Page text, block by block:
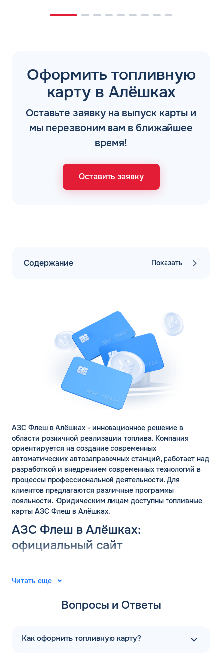
Оформить топливную
карту в Алёшках
Оставьте заявку на выпуск карты и
мы перезвоним вам в ближайшее
время!
Оставить заявку
Содержание Показать
АЗС Флеш в Алёшках - инновационное решение в
области розничной реализации топлива. Компания
ориентируется на создание современных
автоматических автозаправочных станций, работает над
разработкой и внедрением современных технологий в
процессы профессиональной деятельности. Для
клиентов предлагаются различные программы
лояльности. Юридическим лицам доступны топливные
карты АЗС Флеш в Алёшках.
АЗС Флеш в Алёшках:
официальный сайт
2008 году. Специалисты разработали и внедрили
автоматические автозаправочные станции на
выпущены для АЗС “Газпром”. В последующие годы
Первая заправочная станция под названием АЗС Флеш в
Алёшках Херсонской области появилась в 2015 году.
Читать еще
Вопросы и Ответы
Как оформить топливную карту?